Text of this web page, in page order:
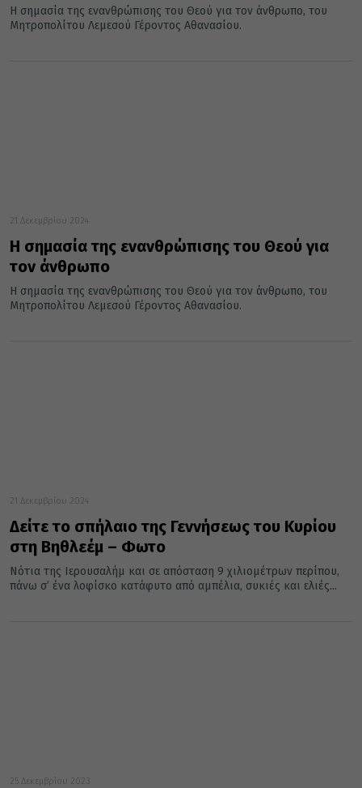
Η σημασία της ενανθρώπισης του Θεού για τον άνθρωπο, του
Μητροπολίτου Λεμεσού Γέροντος Αθανασίου.
21 Δεκεμβρίου 2024
Η σημασία της ενανθρώπισης του Θεού για
τον άνθρωπο
Η σημασία της ενανθρώπισης του Θεού για τον άνθρωπο, του
Μητροπολίτου Λεμεσού Γέροντος Αθανασίου.
21 Δεκεμβρίου 2024
Δείτε το σπήλαιο της Γεννήσεως του Κυρίου
στη Βηθλεέμ – Φωτο
Νότια της Ιερουσαλήμ και σε απόσταση 9 χιλιομέτρων περίπου,
πάνω σ’ ένα λοφίσκο κατάφυτο από αμπέλια, συκιές και ελιές...
25 Δεκεμβρίου 2023